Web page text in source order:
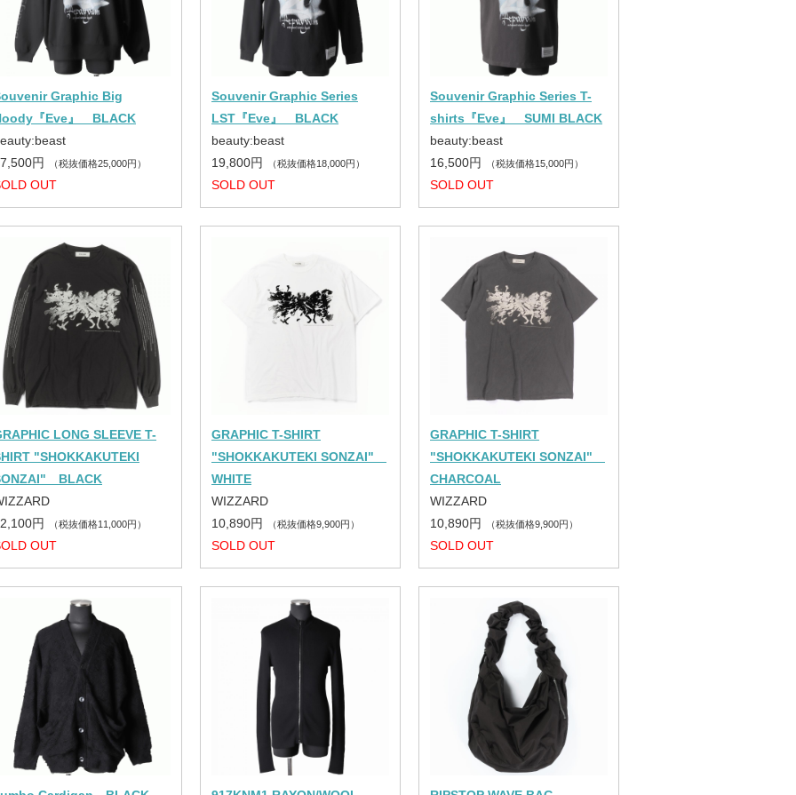
Graphic Big
『Eve』 BLACK
円
（税抜価格25,000円）
OUT
Souvenir Graphic Series
LST『Eve』 BLACK
beauty:beast
19,800円
（税抜価格18,000円）
SOLD OUT
Souvenir Graphic Series T-
shirts『Eve』 SUMI BLACK
beauty:beast
16,500円
（税抜価格15,000円）
SOLD OUT
LONG SLEEVE T-
"SHOKKAKUTEKI
BLACK
円
（税抜価格11,000円）
OUT
GRAPHIC T-SHIRT
"SHOKKAKUTEKI SONZAI"
WHITE
WIZZARD
10,890円
（税抜価格9,900円）
SOLD OUT
GRAPHIC T-SHIRT
"SHOKKAKUTEKI SONZAI"
CHARCOAL
WIZZARD
10,890円
（税抜価格9,900円）
SOLD OUT